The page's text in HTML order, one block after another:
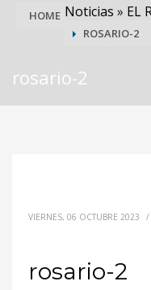
HOME Noticias » EL
ROSARIO-2
rosario-2
VIERNES, 06 OCTUBRE 2023 /
rosario-2